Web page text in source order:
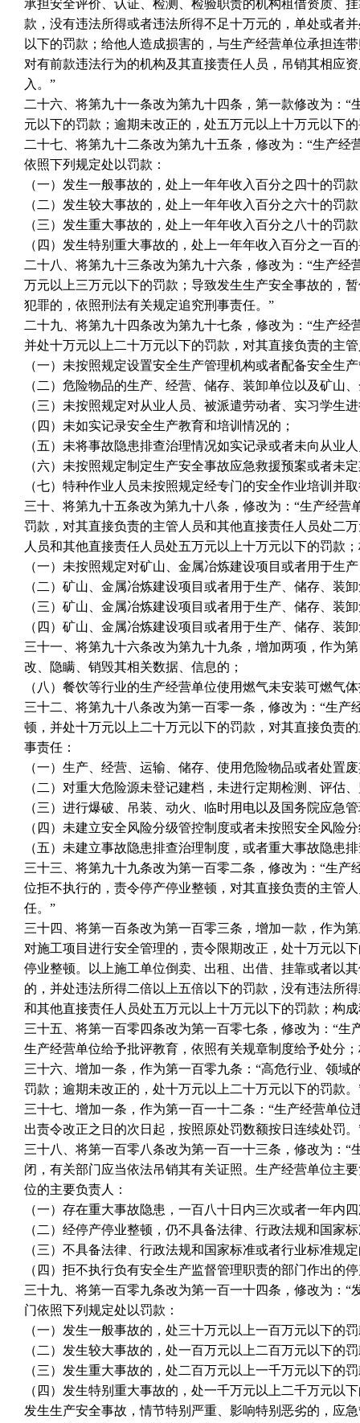
承担安全评价、认证、检测、检验职责的机构租借资质、
款，没有违法所得或者违法所得不足十万元的，单处或者
以下的罚款；给他人造成损害的，与生产经营单位承担连
对有前款违法行为的机构及其直接责任人员，吊销其相应
入。”
二十六、将第九十一条改为第九十四条，第一款修改为：
元以下的罚款；逾期未改正的，处五万元以上十万元以下
二十七、将第九十二条改为第九十五条，修改为：“生产
依照下列规定处以罚款：
（一）发生一般事故的，处上一年年收入百分之四十的罚
（二）发生较大事故的，处上一年年收入百分之六十的罚
（三）发生重大事故的，处上一年年收入百分之八十的罚
（四）发生特别重大事故的，处上一年年收入百分之一百
二十八、将第九十三条改为第九十六条，修改为：“生产
万元以上三万元以下的罚款；导致发生生产安全事故的，
犯罪的，依照刑法有关规定追究刑事责任。”
二十九、将第九十四条改为第九十七条，修改为：“生产
并处十万元以上二十万元以下的罚款，对其直接负责的主
（一）未按照规定设置安全生产管理机构或者配备安全生
（二）危险物品的生产、经营、储存、装卸单位以及矿山
（三）未按照规定对从业人员、被派遣劳动者、实习学生
（四）未如实记录安全生产教育和培训情况的；
（五）未将事故隐患排查治理情况如实记录或者未向从业
（六）未按照规定制定生产安全事故应急救援预案或者未
（七）特种作业人员未按照规定经专门的安全作业培训并
三十、将第九十五条改为第九十八条，修改为：“生产经
罚款，对其直接负责的主管人员和其他直接责任人员处二
人员和其他直接责任人员处五万元以上十万元以下的罚款
（一）未按照规定对矿山、金属冶炼建设项目或者用于生
（二）矿山、金属冶炼建设项目或者用于生产、储存、装
（三）矿山、金属冶炼建设项目或者用于生产、储存、装
（四）矿山、金属冶炼建设项目或者用于生产、储存、装
三十一、将第九十六条改为第九十九条，增加两项，作为
改、隐瞒、销毁其相关数据、信息的；
（八）餐饮等行业的生产经营单位使用燃气未安装可燃气
三十二、将第九十八条改为第一百零一条，修改为：“生
顿，并处十万元以上二十万元以下的罚款，对其直接负责
事责任：
（一）生产、经营、运输、储存、使用危险物品或者处置
（二）对重大危险源未登记建档，未进行定期检测、评估
（三）进行爆破、吊装、动火、临时用电以及国务院应急
（四）未建立安全风险分级管控制度或者未按照安全风险
（五）未建立事故隐患排查治理制度，或者重大事故隐患
三十三、将第九十九条改为第一百零二条，修改为：“生
位拒不执行的，责令停产停业整顿，对其直接负责的主管
任。”
三十四、将第一百条改为第一百零三条，增加一款，作为
对施工项目进行安全管理的，责令限期改正，处十万元以
停业整顿。以上施工单位倒卖、出租、出借、挂靠或者以
的，并处违法所得二倍以上五倍以下的罚款，没有违法所
和其他直接责任人员处五万元以上十万元以下的罚款；构
三十五、将第一百零四条改为第一百零七条，修改为：“
生产经营单位给予批评教育，依照有关规章制度给予处分
三十六、增加一条，作为第一百零九条：“高危行业、领
罚款；逾期未改正的，处十万元以上二十万元以下的罚款。
三十七、增加一条，作为第一百一十二条：“生产经营单
出责令改正之日的次日起，按照原处罚数额按日连续处罚。
三十八、将第一百零八条改为第一百一十三条，修改为：
闭，有关部门应当依法吊销其有关证照。生产经营单位主
位的主要负责人：
（一）存在重大事故隐患，一百八十日内三次或者一年内
（二）经停产停业整顿，仍不具备法律、行政法规和国家
（三）不具备法律、行政法规和国家标准或者行业标准规
（四）拒不执行负有安全生产监督管理职责的部门作出的
三十九、将第一百零九条改为第一百一十四条，修改为：
门依照下列规定处以罚款：
（一）发生一般事故的，处三十万元以上一百万元以下的
（二）发生较大事故的，处一百万元以上二百万元以下的
（三）发生重大事故的，处二百万元以上一千万元以下的
（四）发生特别重大事故的，处一千万元以上二千万元以
发生生产安全事故，情节特别严重、影响特别恶劣的，应